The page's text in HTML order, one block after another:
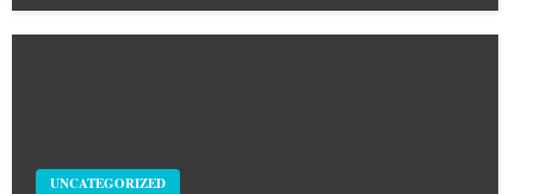
UNCATEGORIZED